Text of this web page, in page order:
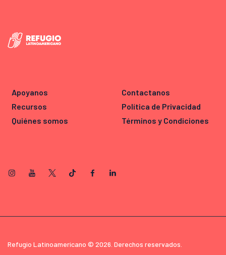
Apoyanos
Recursos
Quiénes somos
Contactanos
Política de Privacidad
Términos y Condiciones
Refugio Latinoamericano © 2026. Derechos reservados.